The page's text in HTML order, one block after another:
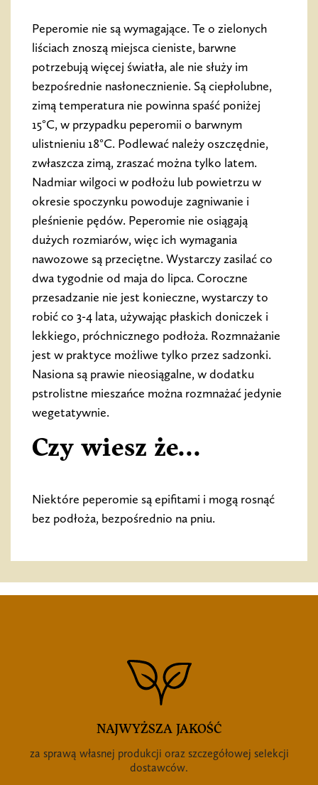
Peperomie nie są wymagające. Te o zielonych
liściach znoszą miejsca cieniste, barwne
potrzebują więcej światła, ale nie służy im
bezpośrednie nasłonecznienie. Są ciepłolubne,
zimą temperatura nie powinna spaść poniżej
15°C, w przypadku peperomii o barwnym
ulistnieniu 18°C. Podlewać należy oszczędnie,
zwłaszcza zimą, zraszać można tylko latem.
Nadmiar wilgoci w podłożu lub powietrzu w
okresie spoczynku powoduje zagniwanie i
pleśnienie pędów. Peperomie nie osiągają
dużych rozmiarów, więc ich wymagania
nawozowe są przeciętne. Wystarczy zasilać co
dwa tygodnie od maja do lipca. Coroczne
przesadzanie nie jest konieczne, wystarczy to
robić co 3-4 lata, używając płaskich doniczek i
lekkiego, próchnicznego podłoża. Rozmnażanie
jest w praktyce możliwe tylko przez sadzonki.
Nasiona są prawie nieosiągalne, w dodatku
pstrolistne mieszańce można rozmnażać jedynie
wegetatywnie.
Czy wiesz że...
Niektóre peperomie są epifitami i mogą rosnąć
bez podłoża, bezpośrednio na pniu.
NAJWYŻSZA JAKOŚĆ
za sprawą własnej produkcji oraz szczegółowej selekcji
dostawców.